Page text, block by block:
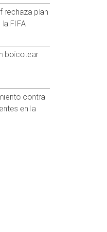
rechaza plan
FIFA
boicotear
contra
en la